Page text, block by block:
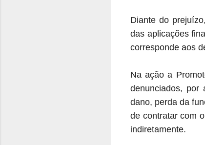
Diante do
das aplicações
corresponde aos
Na ação a
denunciados, por
dano, perda da
de contratar com
indiretamente.